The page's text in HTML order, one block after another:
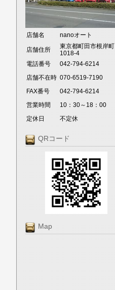
店舗名 nanoオート
店舗住所
東京都町田市根岸町
1018-4
電話番号
042-794-6214
店舗不在時 070-6519-7190
FAX番号
042-794-6214
営業時間
10：30～18：00
定休日
不定休
QRコード
Map